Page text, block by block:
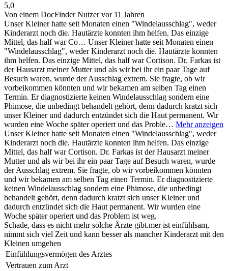
5,0
Von einem DocFinder Nutzervor 11 Jahren
Unser Kleiner hatte seit Monaten einen "Windelausschlag", weder
Kinderarzt noch die. Hautärzte konnten ihm helfen. Das einzige
Mittel, das half war Co… Unser Kleiner hatte seit Monaten einen
"Windelausschlag", weder Kinderarzt noch die. Hautärzte konnten
ihm helfen. Das einzige Mittel, das half war Cortison. Dr. Farkas ist
der Hausarzt meiner Mutter und als wir bei ihr ein paar Tage auf
Besuch waren, wurde der Ausschlag extrem. Sie fragte, ob wir
vorbeikommen könnten und wir bekamen am selben Tag einen
Termin. Er diagnostizierte keinen Windelausschlag sondern eine
Phimose, die unbedingt behandelt gehört, denn dadurch kratzt sich
unser Kleiner und dadurch entzündet sich die Haut permanent. Wir
wurden eine Woche später operiert und das Proble… Mehr anzeigen
Unser Kleiner hatte seit Monaten einen "Windelausschlag", weder
Kinderarzt noch die. Hautärzte konnten ihm helfen. Das einzige
Mittel, das half war Cortison. Dr. Farkas ist der Hausarzt meiner
Mutter und als wir bei ihr ein paar Tage auf Besuch waren, wurde
der Ausschlag extrem. Sie fragte, ob wir vorbeikommen könnten
und wir bekamen am selben Tag einen Termin. Er diagnostizierte
keinen Windelausschlag sondern eine Phimose, die unbedingt
behandelt gehört, denn dadurch kratzt sich unser Kleiner und
dadurch entzündet sich die Haut permanent. Wir wurden eine
Woche später operiert und das Problem ist weg.
Schade, dass es nicht mehr solche Ärzte gibt.mer ist einfühlsam,
nimmt sich viel Zeit und kann besser als mancher Kinderarzt mit den
Kleinen umgehen
Einfühlungsvermögen des Arztes
Vertrauen zum Arzt